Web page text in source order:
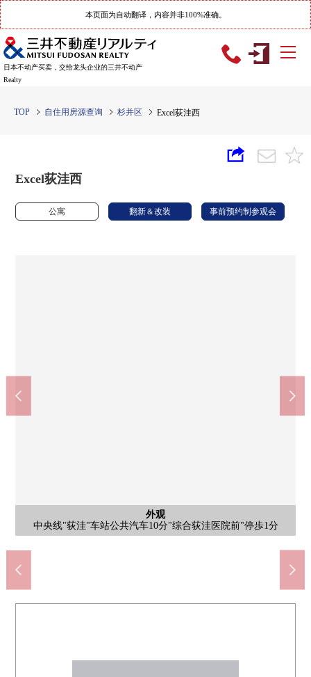
本页面为自动翻译，内容并非100%准确。
日本不动产买卖，交给龙头企业的三井不动产
Realty
TOP 自住用房源查询 杉并区 Excel荻洼西
Excel荻洼西
公寓 翻新＆改装 事前预约制参观会
外观
中央线"荻洼"车站公共汽车10分"综合荻洼医院前"停歩1分
外观
外观
入口
入口
共有部分
中庭
共有部分
中庭
风景
风景
阳台
阳台
外观
外观
Mybasket杉并桃井3丁目商店(约520m)
步行7分钟。
Coop mirai Coop上井草商店(约670m)
步行9分钟。
杉并区立桃井空地公园(约80m)
步行1分钟。
杉并区立三谷小学(约1100m)
步行14分钟。
杉并区立井荻中学(约650m)
步行9分钟。
7-Eleven杉并桃井4丁目商店(约400m)
步行5分钟。
杉并今川3邮局(约150m)
步行2分钟。